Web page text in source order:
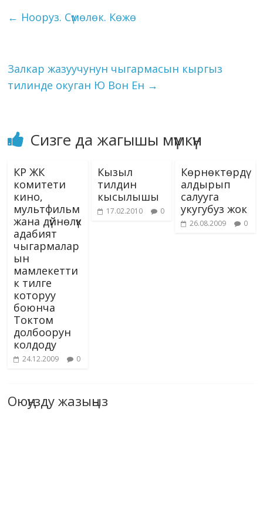
o
o
a
m
dI
n
r
l et y
Li
k
e
← Нооруз. Сүмөлөк. Көжө
Залкар жазуучунун чыгармасын кыргыз
тилинде окуган Ю Вон Ен →
Сизге да жагышы мүмкүн
КР ЖК
комитети
кино,
мультфильм
жана дүйнөлүк
адабият
чыгармалар
ын
мамлекетти
к тилге
которуу
боюнча
Токтом
долбоорун
колдоду
24.12.2009 0
Кызыл
тилдин
кысылышы
17.02.2010 0
Көрнөктөрдү
алдырып
салууга
укугубуз жок
26.08.2009 0
Оюңузду жазыңыз